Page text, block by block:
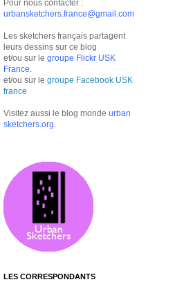
Pour nous contacter :
urbansketchers.france@gmail.com
Les sketchers français partagent
leurs dessins sur ce blog
et/ou sur le groupe Flickr USK
France
et/ou sur le groupe Facebook USK
france
Visitez aussi le blog monde urban
sketchers.org
LES CORRESPONDANTS